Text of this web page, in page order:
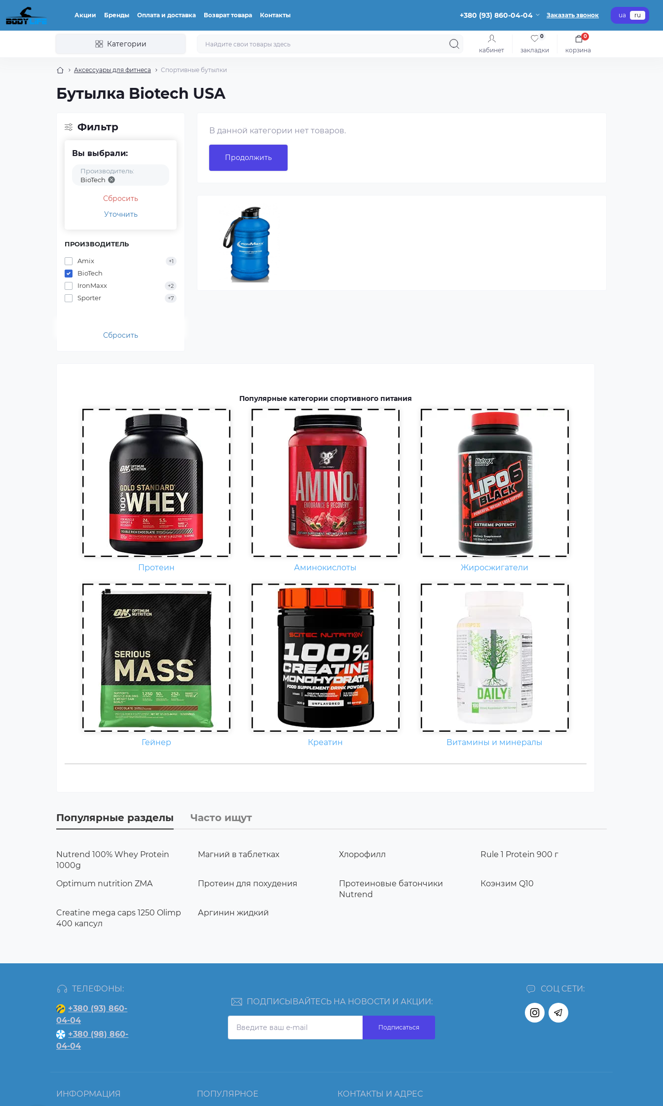
Акции Бренды Оплата и доставка Возврат товара Контакты +380 (93) 860-04-04 Заказать звонок ua ru
Категории
кабинет закладки
0
корзина
0
Аксессуары для фитнеса Спортивные бутылки
Бутылка Biotech USA
Фильтр
Вы выбрали:
Производитель:
BioTech
Сбросить
Уточнить
ПРОИЗВОДИТЕЛЬ
Amix +1
BioTech
IronMaxx
+2
Sporter +7
Сбросить
В данной категории нет товаров.
Продолжить
Популярные категории спортивного питания
Протеин для спортивного
питания представляет собой
потребности человека в белке,
Протеин
Аминокислоты — это
незаменимые органические
добавки.
Аминокислоты Жиросжигатели
Гейнер (от англ. gain — прирост,
добавка) — пищевая добавка
при спортивном питании.
Содержит, главным образом,
углеводы (простые либо
сложные, от чего во многом
зависит цена продукта) и белок
(как правило концентрат
сывороточного белка, но
встречаются и
мультикомпонентные по
составу белка гейнеры).
Гейнер
Креатин – спортивная добавка,
используемая в силовых видах
спорта, фитнесе, а также видах
спорта связанных с
динамической нагрузкой или
силовой выносливостью. Это
кислота, синтезируемая в
организме человека в
скелетных мышцах.
Креатин
Ежедневно каждому
спортсмену необходимы
витамины группы В, карнитин –
витамин Т, витамины С, D, E, F.
Постоянные тренировки,
физические и психологические
нагрузки, соревнования
увеличивают суточную норму
витаминов и минералов в 1,5-2
Витамины и минералы
Популярные разделы Часто ищут
Nutrend 100% Whey Protein
1000g
Магний в таблетках Хлорофилл Rule 1 Protein 900 г
Optimum nutrition ZMA Протеин для похудения
Протеиновые батончики
Nutrend
Коэнзим Q10
Creatine mega caps 1250 Olimp
400 капсул
Аргинин жидкий
ТЕЛЕФОНЫ:
+380 (93) 860-
04-04
+380 (98) 860-
04-04
СОЦ СЕТИ:
ПОДПИСЫВАЙТЕСЬ НА НОВОСТИ И АКЦИИ:
Подписаться
ИНФОРМАЦИЯ ПОПУЛЯРНОЕ КОНТАКТЫ И АДРЕС